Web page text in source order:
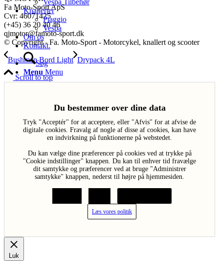
Vespa Tilbehør
Knallerter
Piaggio
Vespa
Om os
Kontakt.
Søg
Menu Menu
Fa Moto-Sport ApS
Cvr: 46071425
(+45) 36 20 40 46
qjmotor@famoto-sport.dk
© Copyright - Fa. Moto-Sport - Motorcykel, knallert og scooter
Bushman Bord Light Drypack 4L
Scroll to top
Du bestemmer over dine data
Tryk "Acceptér" for at acceptere, eller "Afvis" for at afvise de
digitale cookies. Fravalg af nogle af disse af cookies, kan have
en indvirkning på funktionerne på webstedet.
Du kan vælge dine præferencer på cookies ved at trykke på
"Cookie indstillinger" knappen. Du kan til enhver tid fravælge
dit samtykke og præferencer ved at bruge "Administrer
samtykke" knappen, nederst til højre på hjemmesiden.
Læs vores politik
Luk